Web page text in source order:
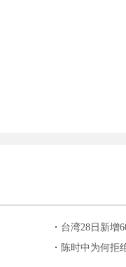
台湾28日新增
人死亡
陈时中为何拒